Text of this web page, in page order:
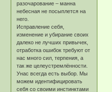
разочарование – манна
небесная не посыплется на
него.
Исправление себя,
изменение и убирание своих
далеко не лучших привычек,
отработка ошибок требуют от
нас много сил, терпения, а
так же целеустремлённости.
Унас всегда есть выбор. Мы
можем идентифицировать
себя со своими инстинктами